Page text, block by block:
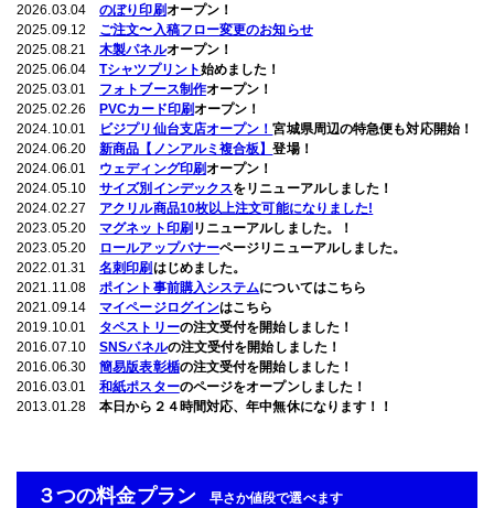
2026.03.04のぼり印刷オープン！
2025.09.12 ご注文〜入稿フロー変更のお知らせ
2025.08.21木製パネルオープン！
2025.06.04Tシャツプリント始めました！
2025.03.01 フォトブース制作オープン！
2025.02.26PVCカード印刷オープン！
2024.10.01
ビジプリ仙台支店オープン！宮城県周辺の特急便も対応開始！
2024.06.20新商品【ノンアルミ複合板】登場！
2024.06.01 ウェディング印刷オープン！
2024.05.10サイズ別インデックスをリニューアルしました！
2024.02.27 アクリル商品10枚以上注文可能になりました!
2023.05.20 マグネット印刷 リニューアルしました。！
2023.05.20
ロールアップバナーページリニューアルしました。
2022.01.31名刺印刷 はじめました。
2021.11.08 ポイント事前購入システムについてはこちら
2021.09.14 マイページログインはこちら
2019.10.01 タペストリーの注文受付を開始しました！
2016.07.10SNSパネルの注文受付を開始しました！
2016.06.30簡易版表彰楯の注文受付を開始しました！
2016.03.01和紙ポスターのページをオープンしました！
2013.01.28本日から２４時間対応、年中無休になります！！
３つの料金プラン 早さか値段で選べます